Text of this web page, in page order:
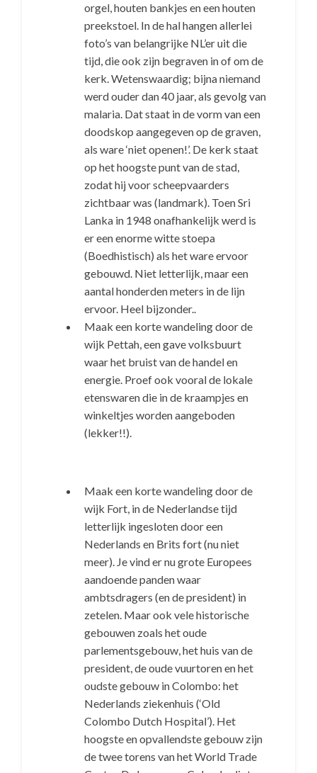
orgel, houten bankjes en een houten
preekstoel. In de hal hangen allerlei
foto’s van belangrijke NL’er uit die
tijd, die ook zijn begraven in of om de
kerk. Wetenswaardig; bijna niemand
werd ouder dan 40 jaar, als gevolg van
malaria. Dat staat in de vorm van een
doodskop aangegeven op de graven,
als ware ‘niet openen!’. De kerk staat
op het hoogste punt van de stad,
zodat hij voor scheepvaarders
zichtbaar was (landmark). Toen Sri
Lanka in 1948 onafhankelijk werd is
er een enorme witte stoepa
(Boedhistisch) als het ware ervoor
gebouwd. Niet letterlijk, maar een
aantal honderden meters in de lijn
ervoor. Heel bijzonder..
Maak een korte wandeling door de
wijk Pettah, een gave volksbuurt
waar het bruist van de handel en
energie. Proef ook vooral de lokale
etenswaren die in de kraampjes en
winkeltjes worden aangeboden
(lekker!!).
Maak een korte wandeling door de
wijk Fort, in de Nederlandse tijd
letterlijk ingesloten door een
Nederlands en Brits fort (nu niet
meer). Je vind er nu grote Europees
aandoende panden waar
ambtsdragers (en de president) in
zetelen. Maar ook vele historische
gebouwen zoals het oude
parlementsgebouw, het huis van de
president, de oude vuurtoren en het
oudste gebouw in Colombo: het
Nederlands ziekenhuis (‘Old
Colombo Dutch Hospital’). Het
hoogste en opvallendste gebouw zijn
de twee torens van het World Trade